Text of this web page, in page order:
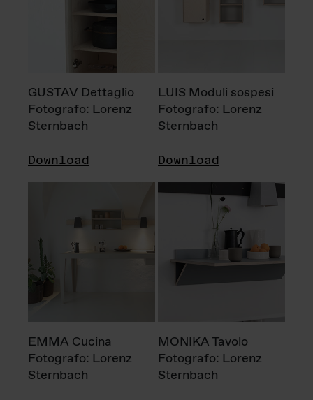
GUSTAV Dettaglio
Fotografo: Lorenz
Sternbach
Download
LUIS Moduli sospesi
Fotografo: Lorenz
Sternbach
Download
EMMA Cucina
Fotografo: Lorenz
Sternbach
MONIKA Tavolo
Fotografo: Lorenz
Sternbach